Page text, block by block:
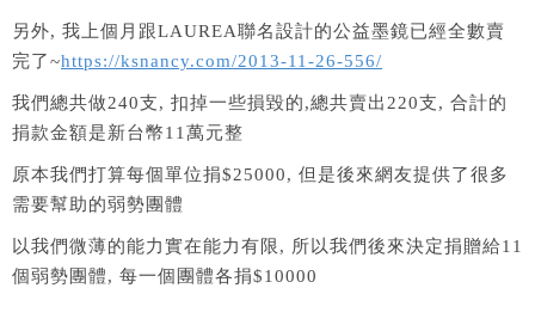
另外, 我上個月跟LAUREA聯名設計的公益墨鏡已經全數賣
完了~https://ksnancy.com/2013-11-26-556/
我們總共做240支, 扣掉一些損毀的,總共賣出220支, 合計的
捐款金額是新台幣11萬元整
原本我們打算每個單位捐$25000, 但是後來網友提供了很多
需要幫助的弱勢團體
以我們微薄的能力實在能力有限, 所以我們後來決定捐贈給11
個弱勢團體, 每一個團體各捐$10000